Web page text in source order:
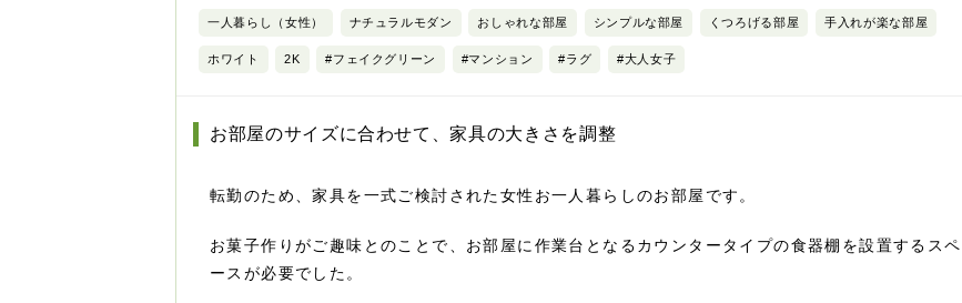
一人暮らし（女性） ナチュラルモダン おしゃれな部屋 シンプルな部屋 くつろげる部屋 手入れが楽な部屋
ホワイト 2K #フェイクグリーン #マンション #ラグ #大人女子
お部屋のサイズに合わせて、家具の大きさを調整
転勤のため、家具を一式ご検討された女性お一人暮らしのお部屋です。
お菓子作りがご趣味とのことで、お部屋に作業台となるカウンタータイプの食器棚を設置するスペ
ースが必要でした。